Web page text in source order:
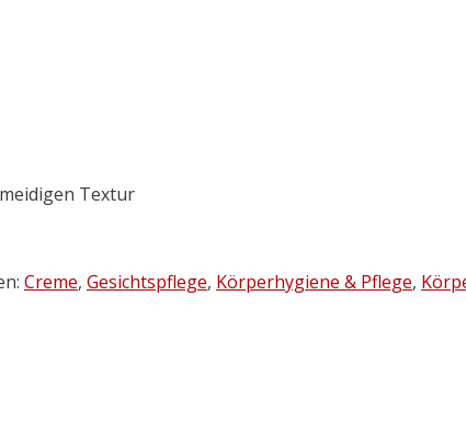
Textur
Creme, Gesichtspflege, Körperhygiene & Pflege,